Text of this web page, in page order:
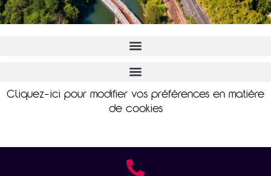
Cliquez-ici pour modifier vos préférences en matière
de cookies